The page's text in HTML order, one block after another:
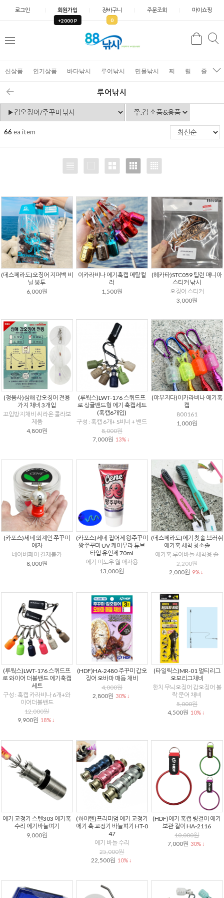
로그인 회원가입
+2000 P
장바구니
0
주문조회 마이쇼핑
검
신상품 인기상품 바다낚시 루어낚시 민물낚시 찌 릴 줄
루어낚시
66 ea item
(데스페라도)오징어 지퍼백 비
닐 봉투
6,000원
이카라비나 에기훅캡 메탈컬
러
1,500원
(헤카타)STC059 팁런 매니아
스티커 낚시
오징어 스티커
3,000원
(정음사)심해 갑오징어 전용
가지 채비 3개입
꼬임방지채비 씨라온 콜라보
제품
4,800원
(루웍스)LWT-176 스퀴드프
로 싱글밴드형 에기 훅캡세트
(훅캡6개입)
구성 : 훅캡 6개+ S비너 + 밴드
8,000원
7,000원 13% ↓
(야무지다)이카라비나 에기훅
캡
800161
1,000원
(카포스)세네 외계인 쭈꾸미
애자
네이버페이 결제불가
8,000원
(카포스)세네 집어제 왕주꾸미
왕쭈꾸미 UV 케이무라 튜브
타입 유인제 70ml
에기 미노우 웜 애자용
13,000원
(데스페라도)에기 칫솔 브러쉬
에기훅 세척 청소솔
에기훅 루어바늘 세척용 솔
2,200원
2,000원 9% ↓
(루웍스)LWT-176 스퀴드프
로 와이어 더블밴드 에기훅캡
세트
구성 : 훅캡 카라비나 6개+와
이어더블밴드
12,000원
9,900원 18% ↓
(HDF)HA-2480 주꾸미 갑오
징어 오바마 매듭 채비
4,000원
2,800원 30% ↓
(타일릭스)MR-01 멀티리그
오모리그채비
한치 무늬오징어 갑오징어 볼
락 문어 채비
5,000원
4,500원 10% ↓
에기 교정기 스텐303 에기훅
수리 에기바늘펴기
9,000원
(하이텐)프리미엄 에기 교정기
에기 훅 교정기 바늘펴기 HT-0
47
에기 바늘 수리
25,000원
22,500원 10% ↓
(HDF)에기 훅캡 링걸이 에기
보관 걸이 HA-2116
10,000원
7,000원 30% ↓